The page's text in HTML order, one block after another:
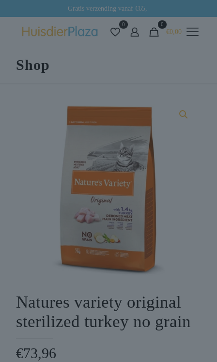
Gratis verzending vanaf €65,-
0 0
€0,00
Shop
Natures variety original
sterilized turkey no grain
€73,96